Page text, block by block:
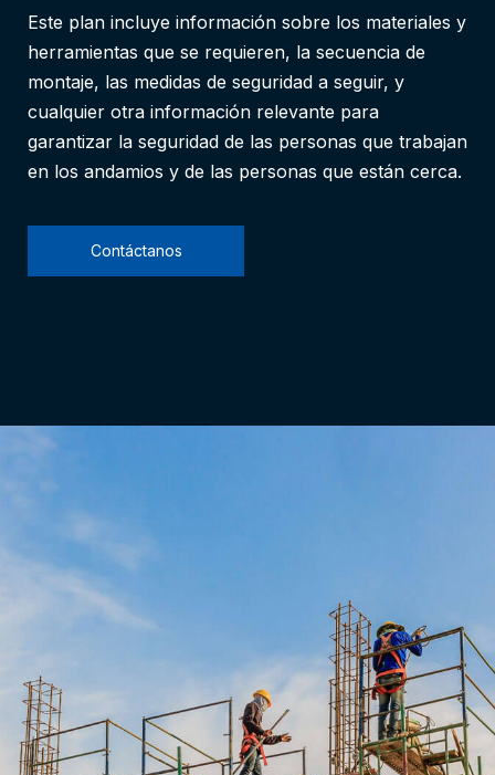
Este plan incluye información sobre los materiales y
herramientas que se requieren, la secuencia de
montaje, las medidas de seguridad a seguir, y
cualquier otra información relevante para
garantizar la seguridad de las personas que trabajan
en los andamios y de las personas que están cerca.
Contáctanos